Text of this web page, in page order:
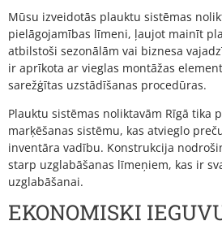
Mūsu izveidotās plauktu sistēmas
pielāgojamības līmeni, ļaujot mainīt
atbilstoši sezonālām vai biznesa
ir aprīkota ar vieglas montāžas
sarežģītas uzstādīšanas procedūras.
Plauktu sistēmas noliktavām Rīgā tika
marķēšanas sistēmu, kas atvieglo
inventāra vadību. Konstrukcija
starp uzglabāšanas līmeņiem, kas ir
uzglabāšanai.
EKONOMISKI